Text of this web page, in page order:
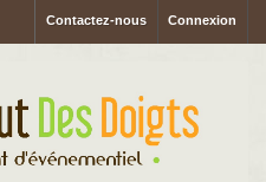
Connexion
Contactez-nous